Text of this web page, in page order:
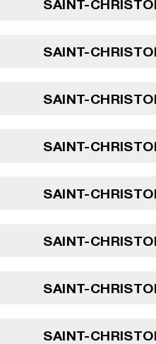
SAINT-
SAINT-
SAINT-
SAINT-
SAINT-
SAINT-
SAINT-
SAINT-